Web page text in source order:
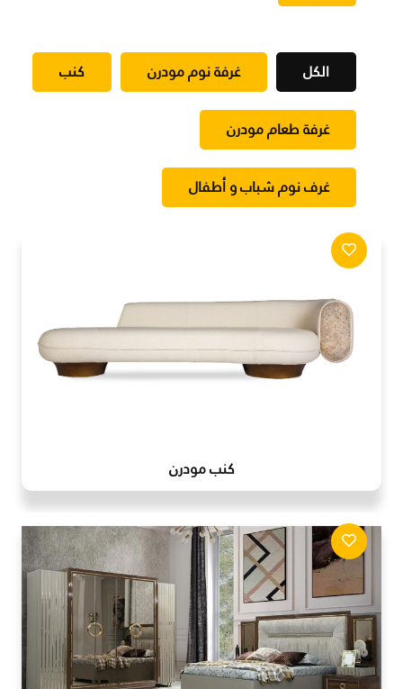
الكل غرفة نوم مودرن كنب
غرفة طعام مودرن
غرف نوم شباب و أطفال
كنب مودرن